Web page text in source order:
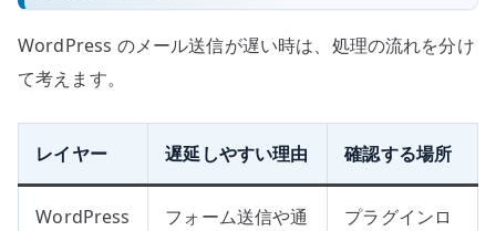
WordPress のメール送信が遅い時は、処理の流れを分け
て考えます。
レイヤー 遅延しやすい理由 確認する場所
WordPress
フォーム送信や通
プラグインロ